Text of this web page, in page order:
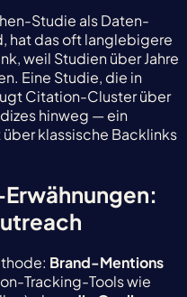
Studie als Daten-
hat das oft langlebigere
weil Studien über Jahre
Eine Studie, die in
Citation-Cluster über
hinweg — ein
klassische Backlinks
Brand-Mentions
Tracking-Tools wie